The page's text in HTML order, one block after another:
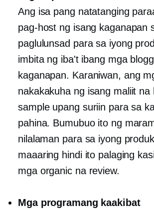
Ang isa pang natatanging
pag-host ng isang kaganapan
paglulunsad para sa iyong
imbita ng iba't ibang mga
kaganapan. Karaniwan, ang
nakakakuha ng isang maliit na
sample upang suriin para sa
pahina. Bumubuo ito ng
nilalaman para sa iyong
maaaring hindi ito palaging
mga organic na review.
Mga programang kaakibat